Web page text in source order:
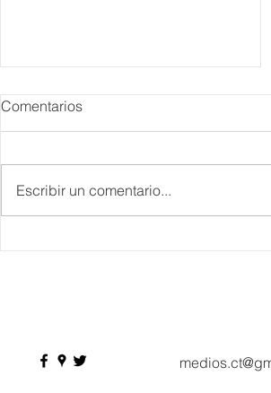
Comentarios
Escribir un comentario...